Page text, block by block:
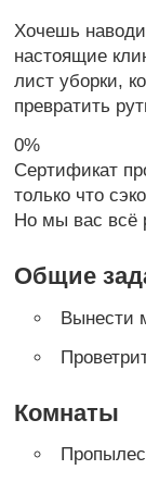
Хочешь
настоящие
лист уборки,
превратить
0%
Сертификат
только что
Но мы вас всё
Общие
Вынести
Комнаты